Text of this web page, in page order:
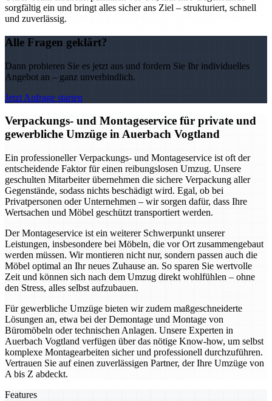
sorgfältig ein und bringt alles sicher ans Ziel – strukturiert, schnell
und zuverlässig.
Alle Fragen geklärt?
Dann probieren Sie es jetzt aus und fordern Sie Ihr individuelles
Angebot an – ganz unverbindlich.
Jetzt Anfrage starten
Verpackungs- und Montageservice für private und
gewerbliche Umzüge in Auerbach Vogtland
Ein professioneller Verpackungs- und Montageservice ist oft der
entscheidende Faktor für einen reibungslosen Umzug. Unsere
geschulten Mitarbeiter übernehmen die sichere Verpackung aller
Gegenstände, sodass nichts beschädigt wird. Egal, ob bei
Privatpersonen oder Unternehmen – wir sorgen dafür, dass Ihre
Wertsachen und Möbel geschützt transportiert werden.
Der Montageservice ist ein weiterer Schwerpunkt unserer
Leistungen, insbesondere bei Möbeln, die vor Ort zusammengebaut
werden müssen. Wir montieren nicht nur, sondern passen auch die
Möbel optimal an Ihr neues Zuhause an. So sparen Sie wertvolle
Zeit und können sich nach dem Umzug direkt wohlfühlen – ohne
den Stress, alles selbst aufzubauen.
Für gewerbliche Umzüge bieten wir zudem maßgeschneiderte
Lösungen an, etwa bei der Demontage und Montage von
Büromöbeln oder technischen Anlagen. Unsere Experten in
Auerbach Vogtland verfügen über das nötige Know-how, um selbst
komplexe Montagearbeiten sicher und professionell durchzuführen.
Vertrauen Sie auf einen zuverlässigen Partner, der Ihre Umzüge von
A bis Z abdeckt.
Features